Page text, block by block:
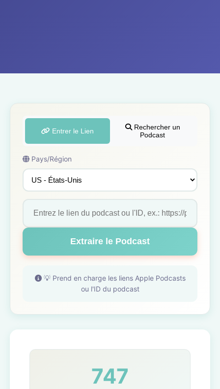
Entrer le Lien
Rechercher un
Podcast
Pays/Région
Extraire le Podcast
💡 Prend en charge les liens Apple Podcasts
ou l'ID du podcast
747